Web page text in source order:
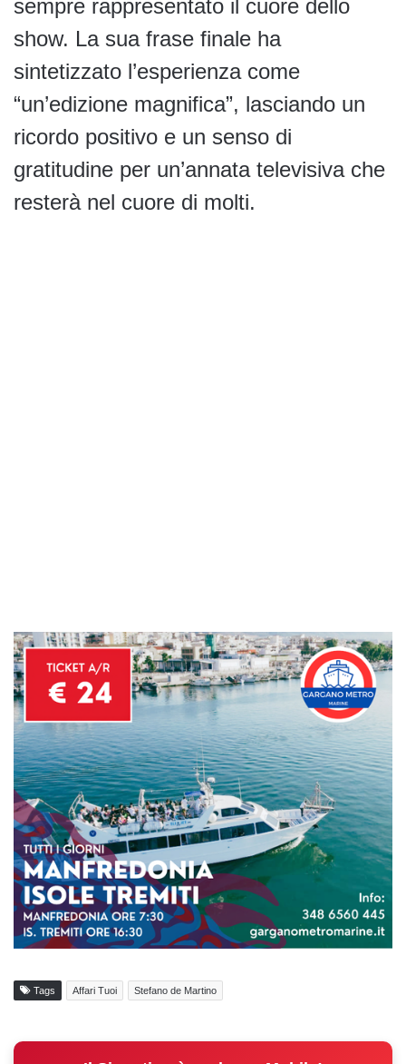
sempre rappresentato il cuore dello
show. La sua frase finale ha
sintetizzato l’esperienza come
“un’edizione magnifica”, lasciando un
ricordo positivo e un senso di
gratitudine per un’annata televisiva che
resterà nel cuore di molti.
Tags Affari Tuoi Stefano de Martino